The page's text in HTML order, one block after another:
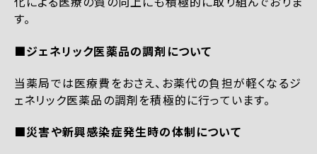
す。
■ジェネリック医薬品の調剤について
当薬局では医療費をおさえ、お薬代の負担が軽くなるジ
ェネリック医薬品の調剤を積極的に行っています。
■災害や新興感染症発生時の体制について